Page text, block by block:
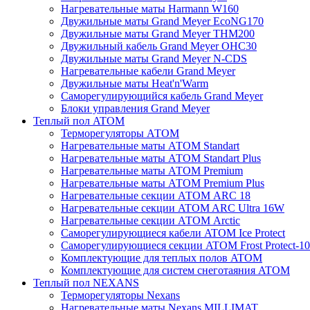
Нагревательные маты Harmann W160
Двужильные маты Grand Meyer EcoNG170
Двужильные маты Grand Meyer THM200
Двужильный кабель Grand Meyer OHC30
Двужильные маты Grand Meyer N-CDS
Нагревательные кабели Grand Meyer
Двужильные маты Heat'n'Warm
Саморегулирующийся кабель Grand Meyer
Блоки управления Grand Meyer
Теплый пол ATOM
Терморегуляторы АТОМ
Нагревательные маты АТОМ Standart
Нагревательные маты АТОМ Standart Plus
Нагревательные маты АТОМ Premium
Нагревательные маты АТОМ Premium Plus
Нагревательные секции АТОМ ARC 18
Нагревательные секции ATOM ARC Ultra 16W
Нагревательные секции АТОМ Arctic
Саморегулирующиеся кабели ATOM Ice Protect
Саморегулирующиеся секции ATOM Frost Protect-10
Комплектующие для теплых полов ATOM
Комплектующие для систем снеготаяния ATOM
Теплый пол NEXANS
Терморегуляторы Nexans
Нагревательные маты Nexans MILLIMAT